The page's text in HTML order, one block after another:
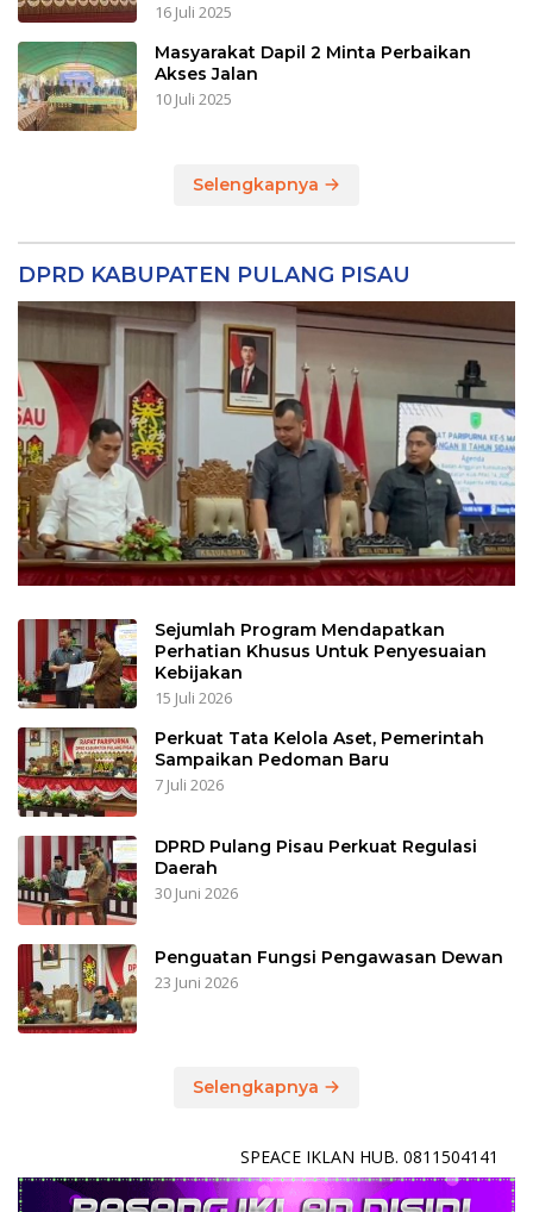
16 Juli 2025
Masyarakat Dapil 2 Minta Perbaikan
Akses Jalan
10 Juli 2025
Selengkapnya
DPRD KABUPATEN PULANG PISAU
Sejumlah Program Mendapatkan
Perhatian Khusus Untuk Penyesuaian
Kebijakan
15 Juli 2026
Perkuat Tata Kelola Aset, Pemerintah
Sampaikan Pedoman Baru
7 Juli 2026
DPRD Pulang Pisau Perkuat Regulasi
Daerah
30 Juni 2026
Penguatan Fungsi Pengawasan Dewan
23 Juni 2026
Selengkapnya
SPEACE IKLAN HUB. 0811504141